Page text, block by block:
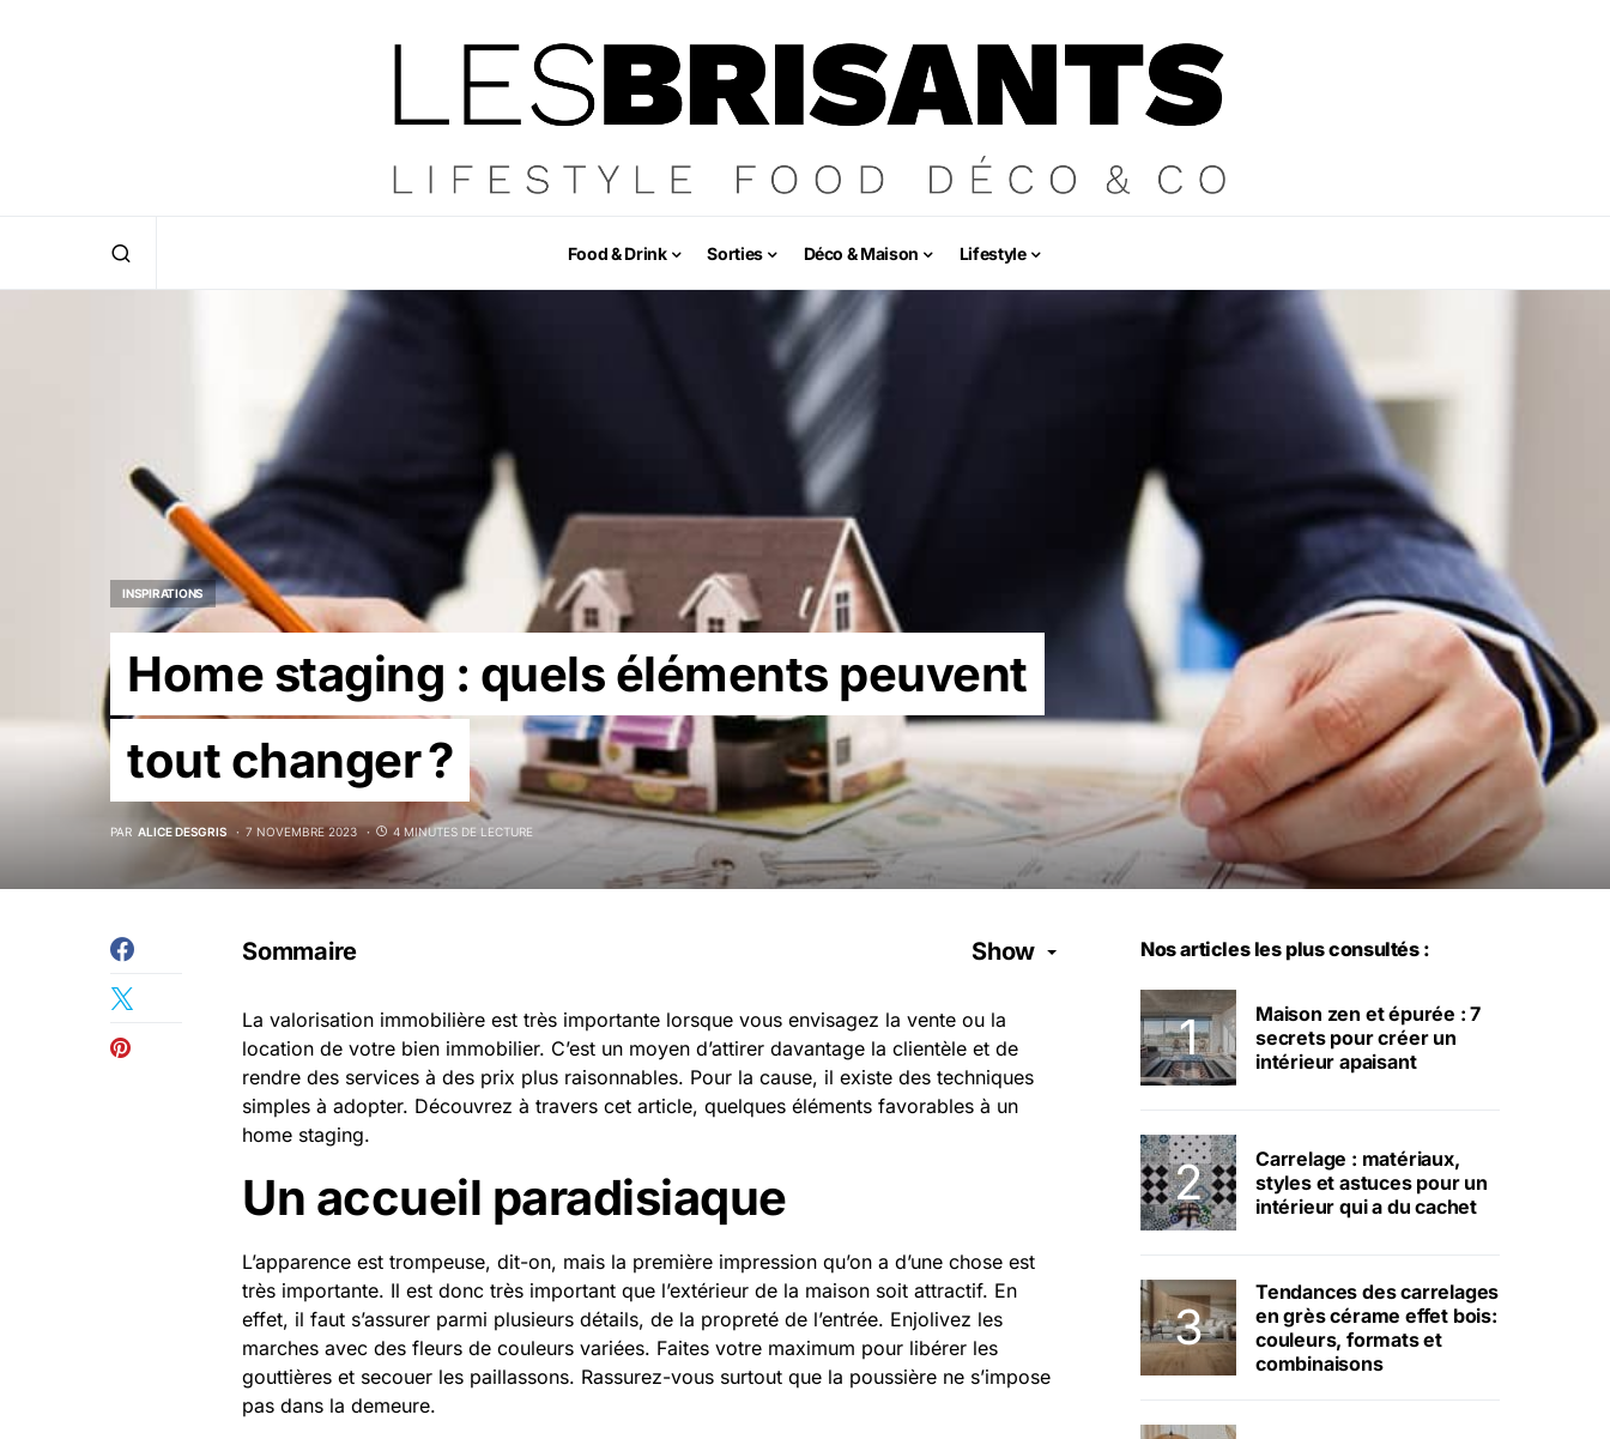
Food & Drink Sorties Déco & Maison Lifestyle
INSPIRATIONS
Home staging : quels éléments peuvent
tout changer ?
PAR ALICE DESGRIS 7 NOVEMBRE 2023 4 MINUTES DE LECTURE
Sommaire Show
La valorisation immobilière est très importante lorsque vous envisagez la vente ou la
location de votre bien immobilier. C’est un moyen d’attirer davantage la clientèle et de
rendre des services à des prix plus raisonnables. Pour la cause, il existe des techniques
simples à adopter. Découvrez à travers cet article, quelques éléments favorables à un
home staging.
Un accueil paradisiaque
L’apparence est trompeuse, dit-on, mais la première impression qu’on a d’une chose est
très importante. Il est donc très important que l’extérieur de la maison soit attractif. En
effet, il faut s’assurer parmi plusieurs détails, de la propreté de l’entrée. Enjolivez les
marches avec des fleurs de couleurs variées. Faites votre maximum pour libérer les
gouttières et secouer les paillassons. Rassurez-vous surtout que la poussière ne s’impose
pas dans la demeure.
Nos articles les plus consultés :
Maison zen et épurée : 7
secrets pour créer un
intérieur apaisant
Carrelage : matériaux,
styles et astuces pour un
intérieur qui a du cachet
Tendances des carrelages
en grès cérame effet bois:
couleurs, formats et
combinaisons